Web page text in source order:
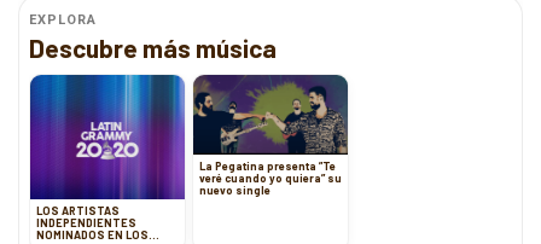
EXPLORA
Descubre más música
LOS ARTISTAS
INDEPENDIENTES
NOMINADOS EN LOS
La Pegatina presenta ”Te
veré cuando yo quiera” su
nuevo single